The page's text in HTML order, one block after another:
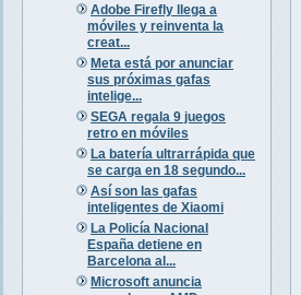
Adobe Firefly llega a
móviles y reinventa la
creat...
Meta está por anunciar
sus próximas gafas
intelige...
SEGA regala 9 juegos
retro en móviles
La batería ultrarrápida que
se carga en 18 segundo...
Así son las gafas
inteligentes de Xiaomi
La Policía Nacional
España detiene en
Barcelona al...
Microsoft anuncia